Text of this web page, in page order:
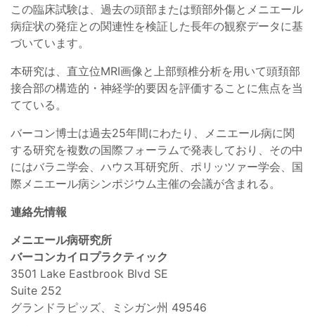
この臨床試験は、過去の頭部または頸部外傷とメニエール
病症状の発症との関連性を検証した長年の観察データに基
づいています。
本研究は、直立位MRI画像と上部頸椎分析を用いて頭頚部
接合部の構造的・神経学的要因を評価することに焦点を当
てている。
バーコン博士は過去25年間にわたり、メニエール病に関
する研究を複数の国際フォーラムで発表しており、その中
にはバラニ学会、ハウス耳研究所、ポリッツァー学会、国
際メニエール病シンポジウム主催の会議が含まれる。
連絡先情報
メニエール病研究所
バーコンカイロプラクティック
3501 Lake Eastbrook Blvd SE
Suite 252
グランドラピッズ、ミシガン州 49546